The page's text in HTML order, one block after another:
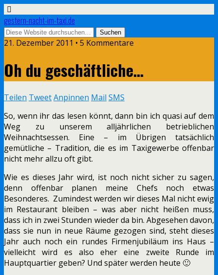
gestern-nacht-im-taxi.de
21. Dezember 2011 • 5 Kommentare
Oh du geschäftliche…
Teilen TweetAnpinnen Mail SMS
So, wenn ihr das lesen könnt, dann bin ich quasi auf dem
Weg zu unserem alljährlichen betrieblichen
Weihnachtsessen. Eine – im Übrigen tatsächlich
gemütliche – Tradition, die es im Taxigewerbe offenbar
nicht mehr allzu oft gibt.
Wie es dieses Jahr wird, ist noch nicht sicher zu sagen,
denn offenbar planen meine Chefs noch etwas
Besonderes. Zumindest werden wir dieses Mal nicht ewig
im Restaurant bleiben – was aber nicht heißen muss,
dass ich in zwei Stunden wieder da bin. Abgesehen davon,
dass sie nun in neue Räume gezogen sind, steht dieses
Jahr auch noch ein rundes Firmenjubiläum ins Haus –
vielleicht wird es also eher eine zweite Runde im
Hauptquartier geben? Und später werden heute 🙂